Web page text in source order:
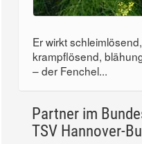
Er wirkt
krampflösend,
– der Fenchel...
Partner im
TSV Hannover-